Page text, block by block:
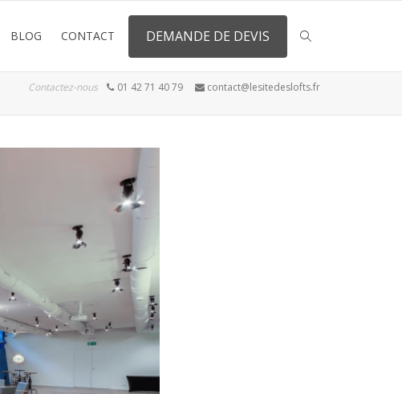
BLOG CONTACT DEMANDE DE DEVIS
Contactez-nous 01 42 71 40 79 contact@lesitedeslofts.fr